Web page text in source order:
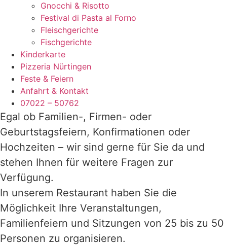
Gnocchi & Risotto
Festival di Pasta al Forno
Fleischgerichte
Fischgerichte
Kinderkarte
Pizzeria Nürtingen
Feste & Feiern
Anfahrt & Kontakt
07022 – 50762
Egal ob Familien-, Firmen- oder
Geburtstagsfeiern, Konfirmationen oder
Hochzeiten – wir sind gerne für Sie da und
stehen Ihnen für weitere Fragen zur
Verfügung.
In unserem Restaurant haben Sie die
Möglichkeit Ihre Veranstaltungen,
Familienfeiern und Sitzungen von 25 bis zu 50
Personen zu organisieren.